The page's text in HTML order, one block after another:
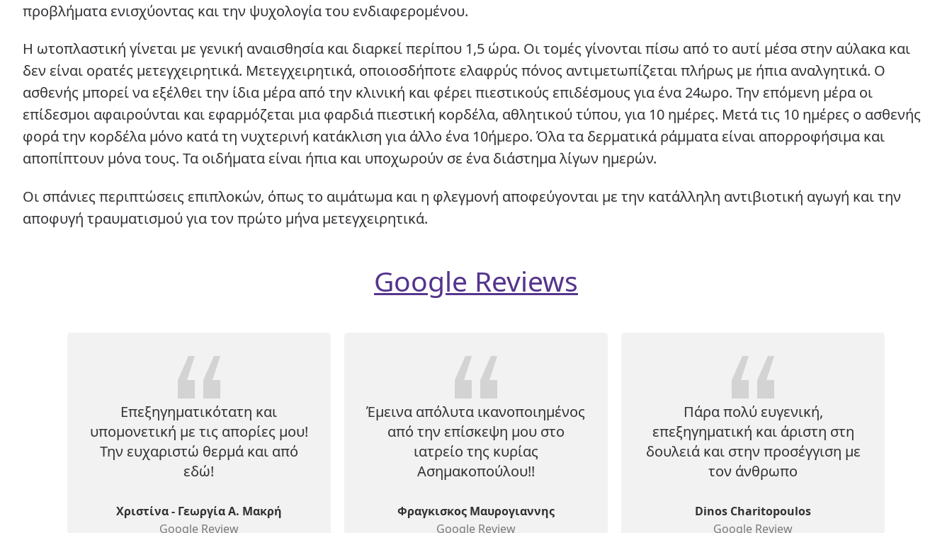
προβλήματα ενισχύοντας και την ψυχολογία του ενδιαφερομένου.
Η ωτοπλαστική γίνεται με γενική αναισθησία και διαρκεί περίπου 1,5 ώρα. Οι τομές γίνονται πίσω από το αυτί μέσα στην αύλακα και
δεν είναι ορατές μετεγχειρητικά. Μετεγχειρητικά, οποιοσδήποτε ελαφρύς πόνος αντιμετωπίζεται πλήρως με ήπια αναλγητικά. Ο
ασθενής μπορεί να εξέλθει την ίδια μέρα από την κλινική και φέρει πιεστικούς επιδέσμους για ένα 24ωρο. Την επόμενη μέρα οι
επίδεσμοι αφαιρούνται και εφαρμόζεται μια φαρδιά πιεστική κορδέλα, αθλητικού τύπου, για 10 ημέρες. Μετά τις 10 ημέρες ο ασθενής
φορά την κορδέλα μόνο κατά τη νυχτερινή κατάκλιση για άλλο ένα 10ήμερο. Όλα τα δερματικά ράμματα είναι απορροφήσιμα και
αποπίπτουν μόνα τους. Τα οιδήματα είναι ήπια και υποχωρούν σε ένα διάστημα λίγων ημερών.
Οι σπάνιες περιπτώσεις επιπλοκών, όπως το αιμάτωμα και η φλεγμονή αποφεύγονται με την κατάλληλη αντιβιοτική αγωγή και την
αποφυγή τραυματισμού για τον πρώτο μήνα μετεγχειρητικά.
Google Reviews
Επεξηγηματικότατη και
υπομονετική με τις απορίες μου!
Την ευχαριστώ θερμά και από
εδώ!
Χριστίνα - Γεωργία Α. Μακρή
Google Review
Έμεινα απόλυτα ικανοποιημένος
από την επίσκεψη μου στο
ιατρείο της κυρίας
Ασημακοπούλου!!
Φραγκισκος Μαυρογιαννης
Google Review
Πάρα πολύ ευγενική,
επεξηγηματική και άριστη στη
δουλειά και στην προσέγγιση με
τον άνθρωπο
Dinos Charitopoulos
Google Review